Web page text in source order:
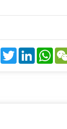
FacebookTwitterLinkedIn